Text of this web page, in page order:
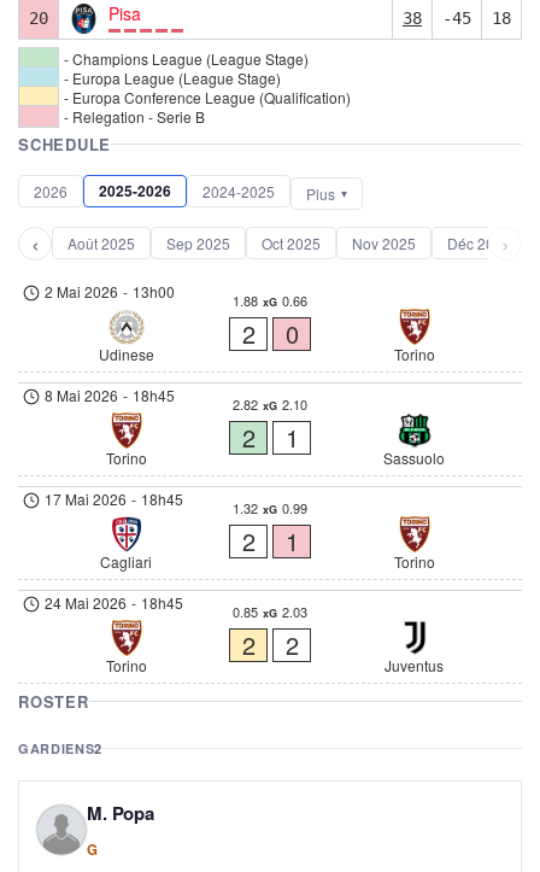
20 Pisa 38 -45 18
- Champions League (League Stage)
- Europa League (League Stage)
- Europa Conference League (Qualification)
- Relegation - Serie B
SCHEDULE
2026 2025-2026 2024-2025 Plus
‹ Août 2025 Sep 2025 Oct 2025 Nov 2025 Déc 2025›
2 Mai 2026 - 13h00
Udinese
1.88 xG 0.66
2 0
Torino
8 Mai 2026 - 18h45
Torino
2.82 xG 2.10
2 1
Sassuolo
17 Mai 2026 - 18h45
Cagliari
1.32 xG 0.99
2 1
Torino
24 Mai 2026 - 18h45
Torino
0.85 xG 2.03
2 2
Juventus
ROSTER
GARDIENS2
M. Popa
G